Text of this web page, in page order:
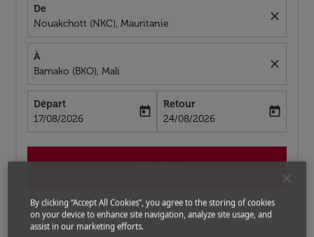
De
Nouakchott (NKC), Mauritanie
close
À
Bamako (BKO), Mali
close
Départ
fc-booking-departure-date-aria-label
17/08/2026
today
Retour
fc-booking-return-date-aria-label
24/08/2026
today
By clicking “Accept All Cookies”, you agree to the storing of cookies
on your device to enhance site navigation, analyze site usage, and
assist in our marketing efforts.